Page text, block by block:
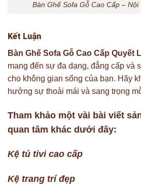
Bàn Ghế Sofa Gỗ Cao Cấp –
Kết Luận
Bàn Ghế Sofa Gỗ Cao Cấp Quyết
mang đến sự đa dạng, đẳng cấp và
cho không gian sống của bạn. Hãy
hưởng sự thoải mái và sang trọng
Tham khảo một vài bài viết
quan tâm khác dưới đây:
Kệ tủ tivi cao cấp
Kệ trang trí đẹp